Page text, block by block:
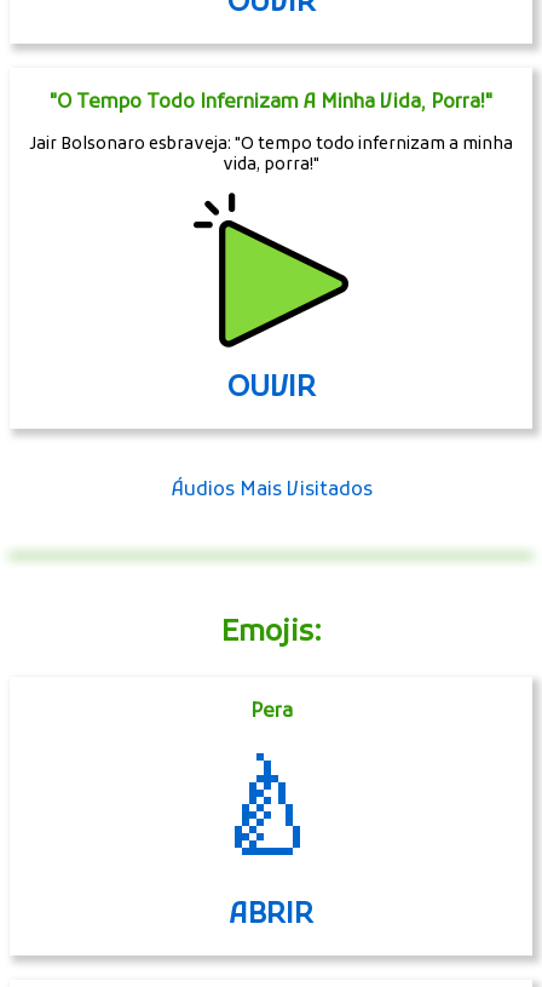
"O Tempo Todo Infernizam A Minha Vida, Porra!"
Jair Bolsonaro esbraveja: "O tempo todo infernizam a minha
vida, porra!"
OUVIR
Áudios Mais Visitados
Emojis:
Pera
🍐
ABRIR